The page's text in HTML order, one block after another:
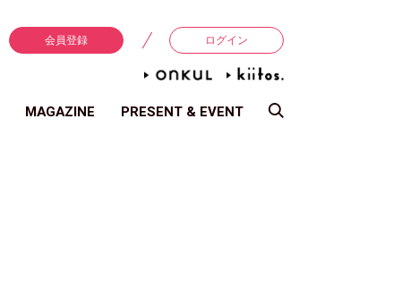
会員登録 ログイン
MAGAZINE PRESENT & EVENT